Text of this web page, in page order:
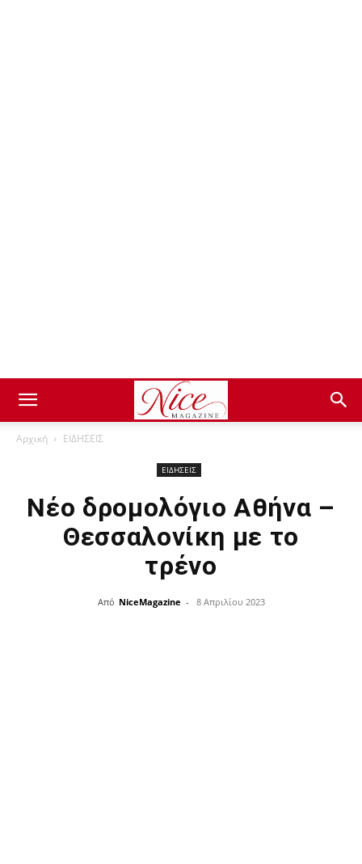
Αρχική ΕΙΔΗΣΕΙΣ
ΕΙΔΗΣΕΙΣ
Νέο δρομολόγιο Αθήνα –
Θεσσαλονίκη με το
τρένο
Από NiceMagazine - 8 Απριλίου 2023